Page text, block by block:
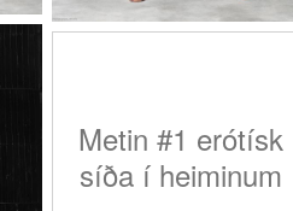
Metin #1 erótísk
síða í heiminum